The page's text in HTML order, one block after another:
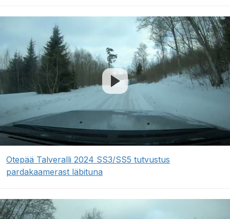
Otepää Talveralli 2024 SS3/SS5 tutvustus
pardakaamerast läbituna